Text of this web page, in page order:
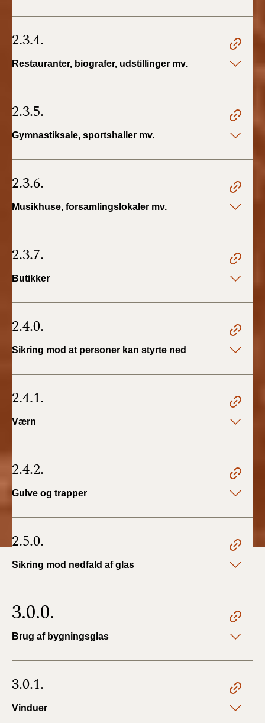
2.3.4.
Restauranter, biografer, udstillinger mv.
2.3.5.
Gymnastiksale, sportshaller mv.
2.3.6.
Musikhuse, forsamlingslokaler mv.
2.3.7.
Butikker
2.4.0.
Sikring mod at personer kan styrte ned
2.4.1.
Værn
2.4.2.
Gulve og trapper
2.5.0.
Sikring mod nedfald af glas
3.0.0.
Brug af bygningsglas
3.0.1.
Vinduer